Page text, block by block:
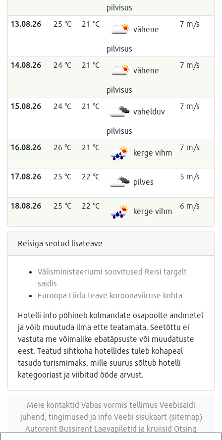
pilvisus
13.08.26 25 °C 21 °C
vähene
pilvisus
7 m/s
14.08.26 24 °C 21 °C
vähene
pilvisus
7 m/s
15.08.26 24 °C 21 °C
vahelduv
pilvisus
7 m/s
16.08.26 26 °C 21 °C
kerge vihm
7 m/s
17.08.26 25 °C 22 °C
pilves
5 m/s
18.08.26 25 °C 22 °C
kerge vihm
6 m/s
Reisiga seotud lisateave
Välisministeeriumi soovitused Reisi targalt
saidis
Euroopa Liidu teave koroonaviiruse kohta
Hotelli info põhineb kolmandate osapoolte andmetel
ja võib muutuda ilma ette teatamata. Seetõttu ei
vastuta me võimalike ebatäpsuste või muudatuste
eest. Teatud sihtkoha hotellides tuleb kohapeal
tasuda turismimaks, mille suurus sõltub hotelli
kategooriast ja viibitud ööde arvust.
Meie kontaktid Vabas vormis tellimus Veebisaidi
juhend, tingimused ja info Veebi sisukaart (sitemap)
Autorent Bussirent Laevapiletid ja kruiisid Otsing